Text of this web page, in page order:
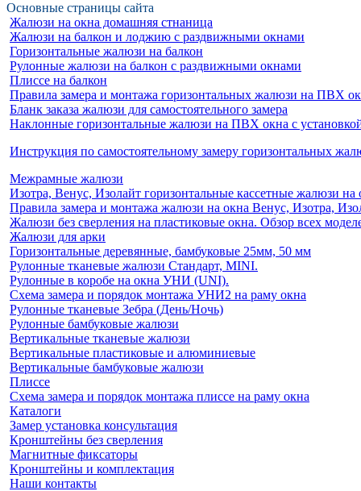
Основные страницы сайта
Жалюзи на окна домашняя стнаница
Жалюзи на балкон и лоджию c раздвижными окнами
Горизонтальные жалюзи на балкон
Рулонные жалюзи на балкон с раздвижными окнами
Плиссе на балкон
Правила замера и монтажа горизонтальных жалюзи на ПВХ
Бланк заказа жалюзи для самостоятельного замера
Наклонные горизонтальные жалюзи на ПВХ окна с
Инструкция по самостоятельному замеру горизонтальных
Межрамные жалюзи
Изотра, Венус, Изолайт горизонтальные кассетные жалюзи на
Правила замера и монтажа жалюзи на окна Венус, Изотра,
Жалюзи без сверления на пластиковые окна. Обзор всех
Жалюзи для арки
Горизонтальные деревянные, бамбуковые 25мм, 50 мм
Рулонные тканевые жалюзи Стандарт, MINI.
Рулонные в коробе на окна УНИ (UNI).
Схема замера и порядок монтажа УНИ2 на раму окна
Рулонные тканевые Зебра (День/Ночь)
Рулонные бамбуковые жалюзи
Вертикальные тканевые жалюзи
Вертикальные пластиковые и алюминиевые
Вертикальные бамбуковые жалюзи
Плиссе
Схема замера и порядок монтажа плиссе на раму окна
Каталоги
Замер установка консультация
Кронштейны без сверления
Магнитные фиксаторы
Кронштейны и комплектация
Наши контакты